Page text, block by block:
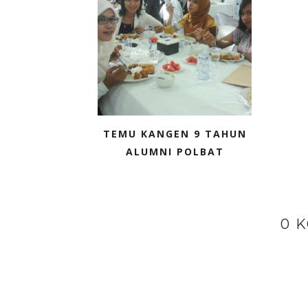
TEMU KANGEN 9 TAHUN
ALUMNI POLBAT
0